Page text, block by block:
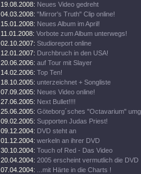
19.08.2008: Neues Video gedreht
04.03.2008: "Mirror's Truth" Clip online!
15.01.2008: Neues Album im April!
11.01.2008: Vorbote zum Album unterwegs!
02.10.2007: Studioreport online
12.01.2007: Durchbruch in den USA!
20.06.2006: auf Tour mit Slayer
14.02.2006: Top Ten!
18.10.2005: unterzeichnet + Songliste
07.09.2005: Neues Video online!
27.06.2005: Next Bullet!!!!
25.06.2005: Göteborg´sches "Octavarium"
09.02.2005: Supporten Judas Priest!
09.12.2004: DVD steht an
01.12.2004: werkeln an ihrer DVD
30.10.2004: Touch of Red - Das Video
20.04.2004: 2005 erscheint vermutlich die DVD
07.04.2004:
...mit Härte in die Charts !